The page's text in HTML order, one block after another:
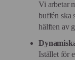
Vi arbetar
buffén ska
hälften av
Istället för